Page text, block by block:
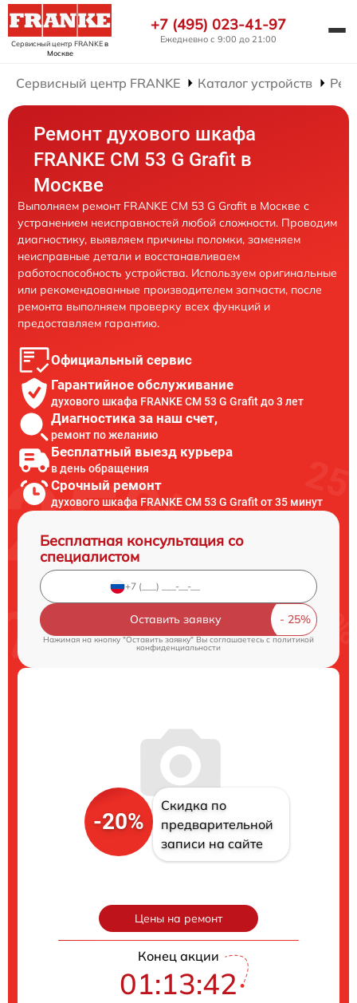
Сервисный центр FRANKEв
Москве
+7 (495) 023-41-97
Ежедневно с 9:00 до 21:00
Сервисный центр FRANKE Каталог устройств
Ремонт духового шкафа
FRANKE CM 53 G Grafit в
Москве
Выполняем ремонт FRANKE CM 53 G Grafit в Москве с
устранением неисправностей любой сложности. Проводим
диагностику, выявляем причины поломки, заменяем
неисправные детали и восстанавливаем
работоспособность устройства. Используем оригинальные
или рекомендованные производителем запчасти, после
ремонта выполняем проверку всех функций и
предоставляем гарантию.
Официальный сервис
Гарантийное обслуживание
духового шкафа FRANKE CM 53 G Grafit до 3 лет
Диагностика за наш счет,
ремонт по желанию
Бесплатный выезд курьера
в день обращения
Срочный ремонт
духового шкафа FRANKE CM 53 G Grafit от 35 минут
Бесплатная консультация со
специалистом
Оставить заявку
Нажимая на кнопку "Оставить заявку" Вы соглашаетесь cполитикой
конфиденциальности
-20%
Скидка по
предварительной
записи на сайте
Цены на ремонт
Конец акции
01:13:40